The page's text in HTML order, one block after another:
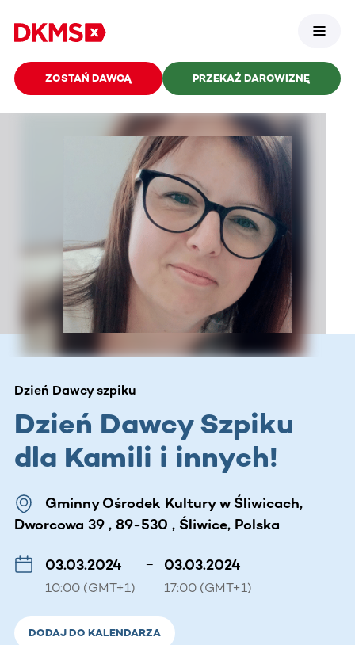
ZOSTAŃ DAWCĄ PRZEKAŻ DAROWIZNĘ
Dzień Dawcy szpiku
Dzień Dawcy Szpiku
dla Kamili i innych!
Gminny Ośrodek Kultury w Śliwicach,
Dworcowa 39 , 89-530 , Śliwice, Polska
03.03.2024
10:00 (GMT+1)
– 03.03.2024
17:00 (GMT+1)
DODAJ DO KALENDARZA